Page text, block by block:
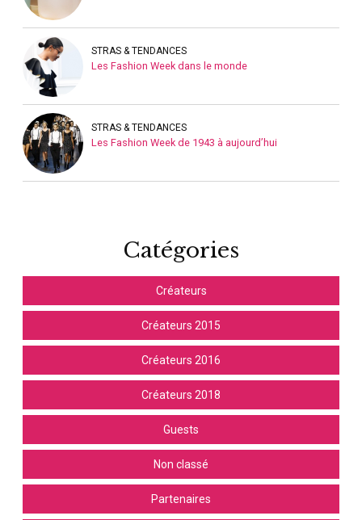
STRAS & TENDANCES
Les Fashion Week dans le monde
STRAS & TENDANCES
Les Fashion Week de 1943 à aujourd’hui
Catégories
Créateurs
Créateurs 2015
Créateurs 2016
Créateurs 2018
Guests
Non classé
Partenaires